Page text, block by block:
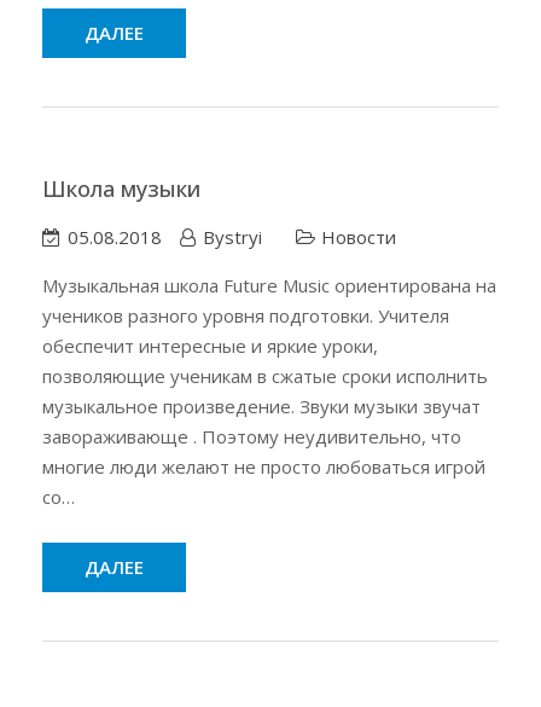
ДАЛЕЕ
Школа музыки
05.08.2018 Bystryi
Новости
Музыкальная школа Future Music ориентирована на
учеников разного уровня подготовки. Учителя
обеспечит интересные и яркие уроки,
позволяющие ученикам в сжатые сроки исполнить
музыкальное произведение. Звуки музыки звучат
завораживающе . Поэтому неудивительно, что
многие люди желают не просто любоваться игрой
со…
ДАЛЕЕ